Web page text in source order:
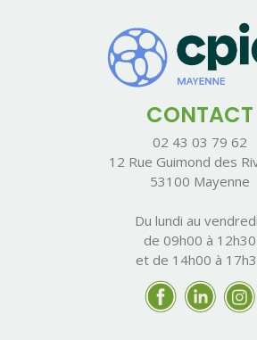
CONTACT
02 43 03 79 62
12 Rue Guimond des
53100 Mayenne
Du lundi au
de 09h00 à 12h30
et de 14h00 à